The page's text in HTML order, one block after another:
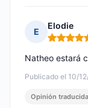
E
Elodie
Nota: 5 de
Publicado el 10/
Natheo estará
Opinión traducida